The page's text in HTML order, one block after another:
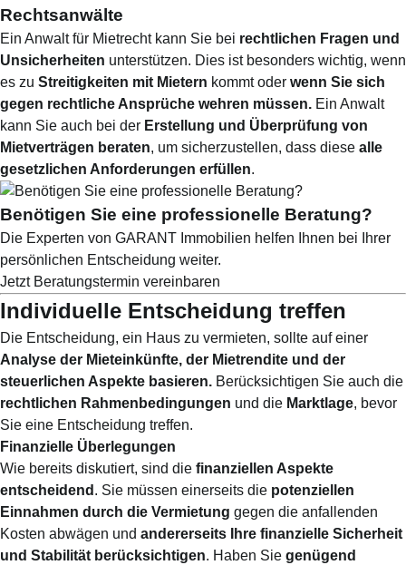
Rechtsanwälte
Ein Anwalt für Mietrecht kann Sie bei rechtlichen Fragen und
Unsicherheiten unterstützen. Dies ist besonders wichtig, wenn
es zu Streitigkeiten mit Mietern kommt oder wenn Sie sich
gegen rechtliche Ansprüche wehren müssen. Ein Anwalt
kann Sie auch bei der Erstellung und Überprüfung von
Mietverträgen beraten, um sicherzustellen, dass diese alle
gesetzlichen Anforderungen erfüllen.
Benötigen Sie eine professionelle Beratung?
Die Experten von GARANT Immobilien helfen Ihnen bei Ihrer
persönlichen Entscheidung weiter.
Jetzt Beratungstermin vereinbaren
Individuelle Entscheidung treffen
Die Entscheidung, ein Haus zu vermieten, sollte auf einer
Analyse der Mieteinkünfte, der Mietrendite und der
steuerlichen Aspekte basieren. Berücksichtigen Sie auch die
rechtlichen Rahmenbedingungen und die Marktlage, bevor
Sie eine Entscheidung treffen.
Finanzielle Überlegungen
Wie bereits diskutiert, sind die finanziellen Aspekte
entscheidend . Sie müssen einerseits die potenziellen
Einnahmen durch die Vermietung gegen die anfallenden
Kosten abwägen und andererseits Ihre finanzielle Sicherheit
und Stabilität berücksichtigen. Haben Sie genügend